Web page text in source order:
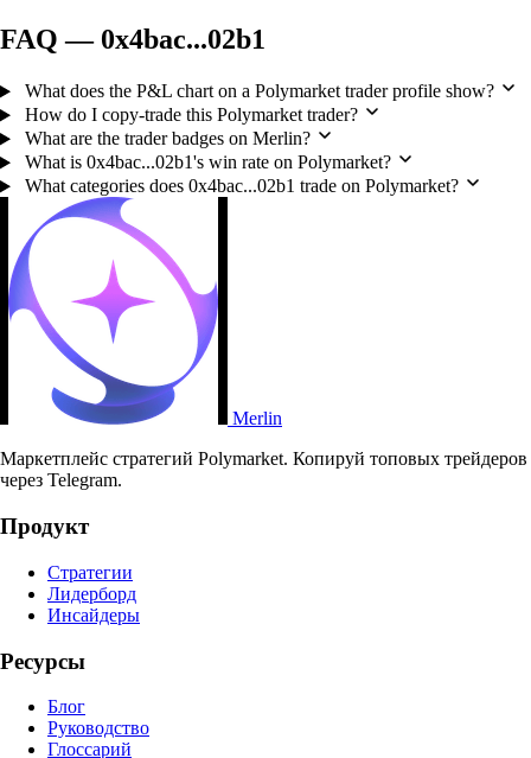
FAQ — 0x4bac...02b1
What does the P&L chart on a Polymarket trader profile show?
How do I copy-trade this Polymarket trader?
What are the trader badges on Merlin?
What is 0x4bac...02b1's win rate on Polymarket?
What categories does 0x4bac...02b1 trade on Polymarket?
Merlin
Маркетплейс стратегий Polymarket. Копируй топовых трейдеров
через Telegram.
Продукт
Стратегии
Лидерборд
Инсайдеры
Ресурсы
Блог
Руководство
Глоссарий